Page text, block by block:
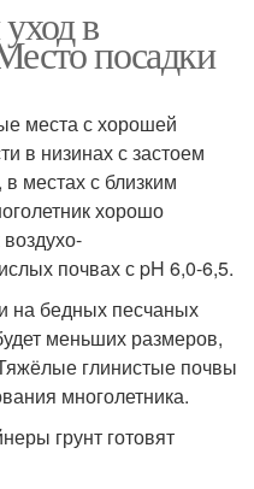
в
посадки
места с хорошей
в низинах с застоем
местах с близким
хорошо
почвах с pH 6,0-6,5.
на бедных песчаных
меньших размеров,
глинистые почвы
многолетника.
грунт готовят